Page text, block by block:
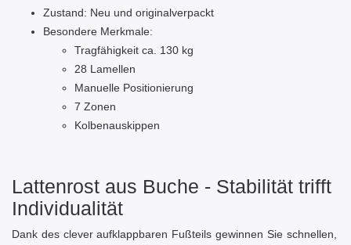
Zustand: Neu und originalverpackt
Besondere Merkmale:
Tragfähigkeit ca. 130 kg
28 Lamellen
Manuelle Positionierung
7 Zonen
Kolbenauskippen
Lattenrost aus Buche - Stabilität trifft
Individualität
Dank des clever aufklappbaren Fußteils gewinnen Sie schnellen,